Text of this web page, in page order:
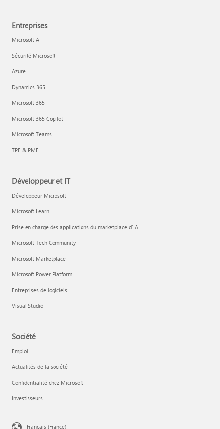
Entreprises
Microsoft AI
Sécurité Microsoft
Azure
Dynamics 365
Microsoft 365
Microsoft 365 Copilot
Microsoft Teams
TPE & PME
Développeur et IT
Développeur Microsoft
Microsoft Learn
Prise en charge des applications du marketplace d’IA
Microsoft Tech Community
Microsoft Marketplace
Microsoft Power Platform
Entreprises de logiciels
Visual Studio
Société
Emploi
Actualités de la société
Confidentialité chez Microsoft
Investisseurs
Français (France)